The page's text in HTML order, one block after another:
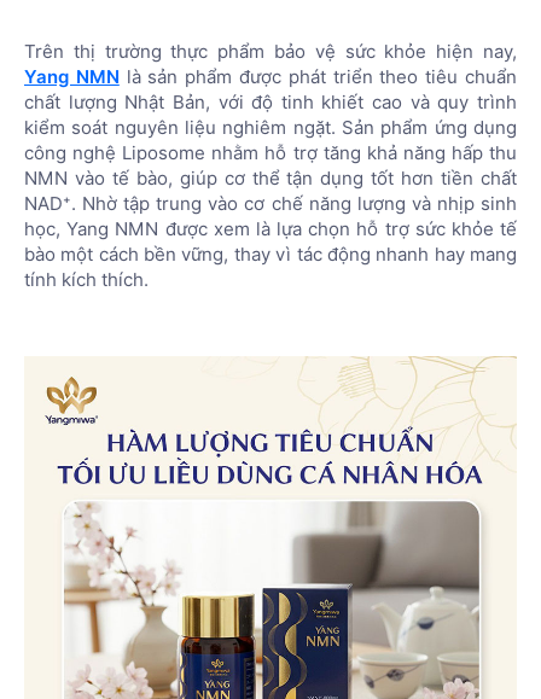
Trên thị trường thực phẩm bảo vệ sức khỏe hiện nay,
Yang NMN là sản phẩm được phát triển theo tiêu chuẩn
chất lượng Nhật Bản, với độ tinh khiết cao và quy trình
kiểm soát nguyên liệu nghiêm ngặt. Sản phẩm ứng dụng
công nghệ Liposome nhằm hỗ trợ tăng khả năng hấp thu
NMN vào tế bào, giúp cơ thể tận dụng tốt hơn tiền chất
NAD⁺. Nhờ tập trung vào cơ chế năng lượng và nhịp sinh
học, Yang NMN được xem là lựa chọn hỗ trợ sức khỏe tế
bào một cách bền vững, thay vì tác động nhanh hay mang
tính kích thích.